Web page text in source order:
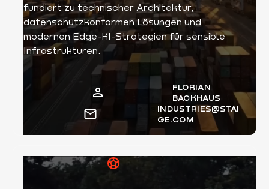
fundiert zu technischer Architektur,
datenschutzkonformen Lösungen und
modernen Edge-KI-Strategien für sensible
Infrastrukturen.
FLORIAN
BACKHAUS
INDUSTRIES@STAI
GE.COM